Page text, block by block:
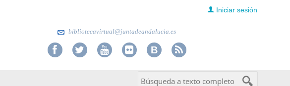
Iniciar sesión
bibliotecavirtual@juntadeandalucia.es